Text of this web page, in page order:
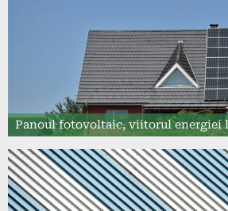
Panoul fotovoltaic, viitorul energiei